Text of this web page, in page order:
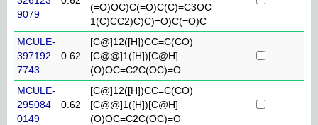
9079
(=O)OC)C(=O)C(C)=C3OC
1(C)CC2)C)C)=O)C(=O)C
MCULE-
397192
7743
0.62
[C@]12([H])CC=C(CO)
[C@@]1([H])[C@H]
(O)OC=C2C(OC)=O
MCULE-
295084
0149
0.62
[C@]12([H])CC=C(CO)
[C@@]1([H])[C@H]
(O)OC=C2C(OC)=O